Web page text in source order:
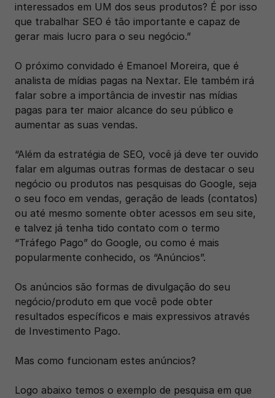
interessados em UM dos seus produtos? É por isso
que trabalhar SEO é tão importante e capaz de
gerar mais lucro para o seu negócio.”
O próximo convidado é Emanoel Moreira, que é
analista de mídias pagas na Nextar. Ele também irá
falar sobre a importância de investir nas mídias
pagas para ter maior alcance do seu público e
aumentar as suas vendas.
“Além da estratégia de SEO, você já deve ter ouvido
falar em algumas outras formas de destacar o seu
negócio ou produtos nas pesquisas do Google, seja
o seu foco em vendas, geração de leads (contatos)
ou até mesmo somente obter acessos em seu site,
e talvez já tenha tido contato com o termo
“Tráfego Pago” do Google, ou como é mais
popularmente conhecido, os “Anúncios”.
Os anúncios são formas de divulgação do seu
negócio/produto em que você pode obter
resultados específicos e mais expressivos através
de Investimento Pago.
Mas como funcionam estes anúncios?
Logo abaixo temos o exemplo de pesquisa em que